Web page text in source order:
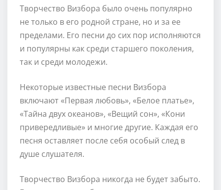
Творчество Визбора было очень популярно
не только в его родной стране, но и за ее
пределами. Его песни до сих пор исполняются
и популярны как среди старшего поколения,
так и среди молодежи.
Некоторые известные песни Визбора
включают «Первая любовь», «Белое платье»,
«Тайна двух океанов», «Вещий сон», «Кони
привередливые» и многие другие. Каждая его
песня оставляет после себя особый след в
душе слушателя.
Творчество Визбора никогда не будет забыто.